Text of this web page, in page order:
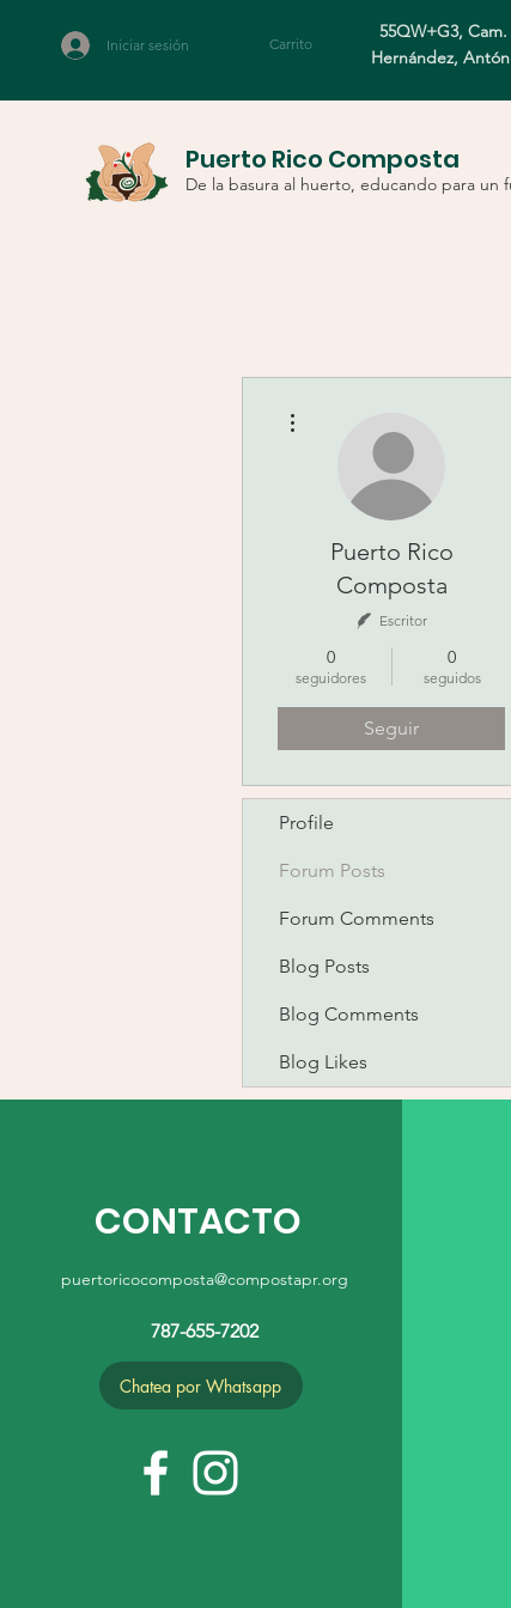
Iniciar sesión Carrito
55QW+G3,
Hernández,
Puerto Rico Composta
De la basura al huerto, educando para un
Puerto Rico
Composta
Escritor
0
seguidores
0
seguidos
Seguir
Profile
Forum Posts
Forum Comments
Blog Posts
Blog Comments
Blog Likes
CONTACTO
puertoricocomposta@compostapr.org
787-655-7202
Chatea por Whatsapp